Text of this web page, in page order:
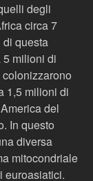
degli
circa 7
questa
5 milioni di
1,5 milioni di
del
In questo
diversa
mitocondriale
euroasiatici.